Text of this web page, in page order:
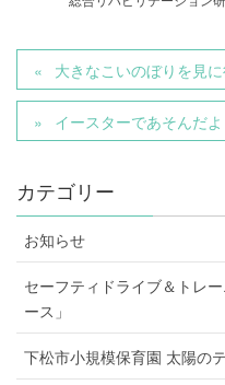
大きなこいのぼりを見
イースターであそんだよ
カテゴリー
お知らせ
セーフティドライブ＆トレ
ース」
下松市小規模保育園 太陽の